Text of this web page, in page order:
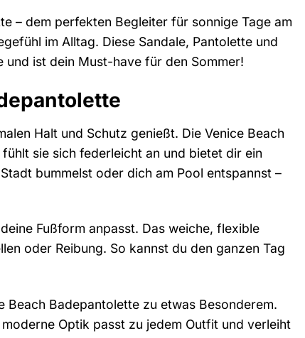
– dem perfekten Begleiter für sonnige Tage am
im Alltag. Diese Sandale, Pantolette und
und ist dein Must-have für den Sommer!
Halt und Schutz genießt. Die Venice Beach
sie sich federleicht an und bietet dir ein
bummelst oder dich am Pool entspannst –
Fußform anpasst. Das weiche, flexible
oder Reibung. So kannst du den ganzen Tag
Beach Badepantolette zu etwas Besonderem.
Optik passt zu jedem Outfit und verleiht